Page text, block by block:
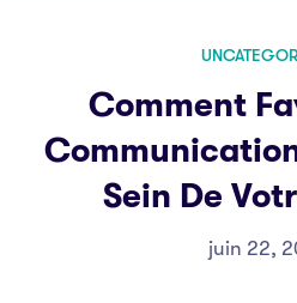
Comment
Sein De
juin 22,